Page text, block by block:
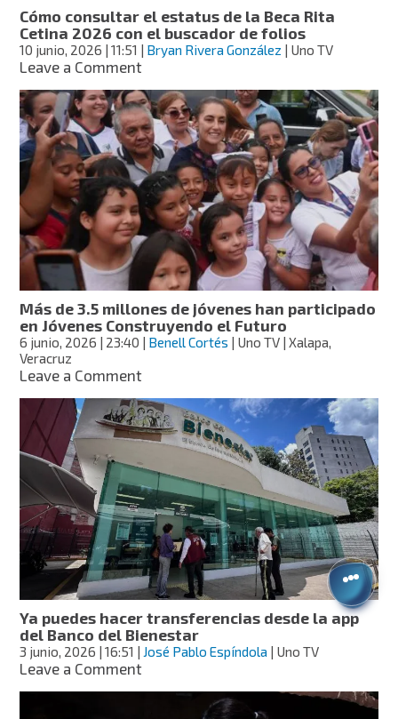
recta
final;
ve
te
toca
Cómo consultar el estatus de la Beca Rita
Cetina 2026 con el buscador de folios
10 junio, 2026 | 11:51 | Bryan Rivera González | Uno TV
Leave a Commenton
consultar
el
estatus
de
la
Beca
Rita
Cetina
2026
con
el
buscador
de
folios
Más de 3.5 millones de jóvenes han participado
en Jóvenes Construyendo el Futuro
6 junio, 2026 | 23:40 Benell Cortés | Uno TV | Xalapa,
Veracruz
Leave a Commenton
de
3.5
millones
de
jóvenes
han
participado
en
Jóvenes
Construyendo
el
Futuro
Ya puedes hacer transferencias desde la app
del Banco del Bienestar
3 junio, 2026 | 16:51 | José Pablo Espíndola | Uno TV
Leave a Commenton